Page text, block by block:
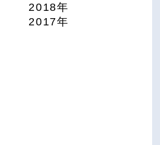
2018年
2017年